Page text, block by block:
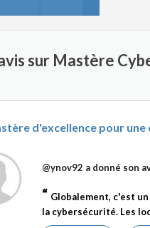
sur Mastère
d'excellence pour une
@ynov92 a donné son
Globalement, c'est
la cybersécurité. Les